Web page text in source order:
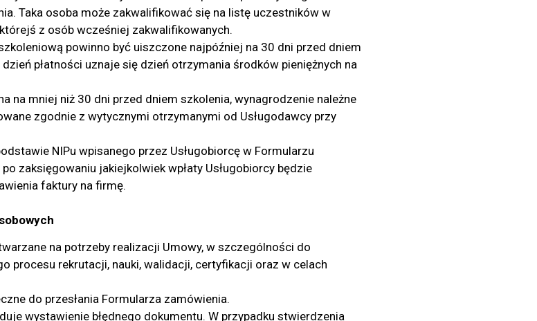
Taka osoba może zakwalifikować się na listę uczestników w
z osób wcześniej zakwalifikowanych.
powinno być uiszczone najpóźniej na 30 dni przed dniem
płatności uznaje się dzień otrzymania środków pieniężnych na
na mniej niż 30 dni przed dniem szkolenia, wynagrodzenie należne
zgodnie z wytycznymi otrzymanymi od Usługodawcy przy
NIPu wpisanego przez Usługobiorcę w Formularzu
zaksięgowaniu jakiejkolwiek wpłaty Usługobiorcy będzie
faktury na firmę.
na potrzeby realizacji Umowy, w szczególności do
procesu rekrutacji, nauki, walidacji, certyfikacji oraz w celach
do przesłania Formularza zamówienia.
wystawienie błędnego dokumentu. W przypadku stwierdzenia